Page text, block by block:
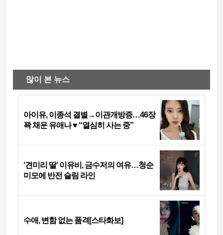
많이 본 뉴스
아이유, 이종석 결별→이관개방증…46장
꽉 채운 유애나 ♥ “열심히 사는 중”
‘견미리 딸’ 이유비, 금수저의 여유…청순
미모에 반전 슬림 라인
수애, 변함 없는 품격[스타화보]